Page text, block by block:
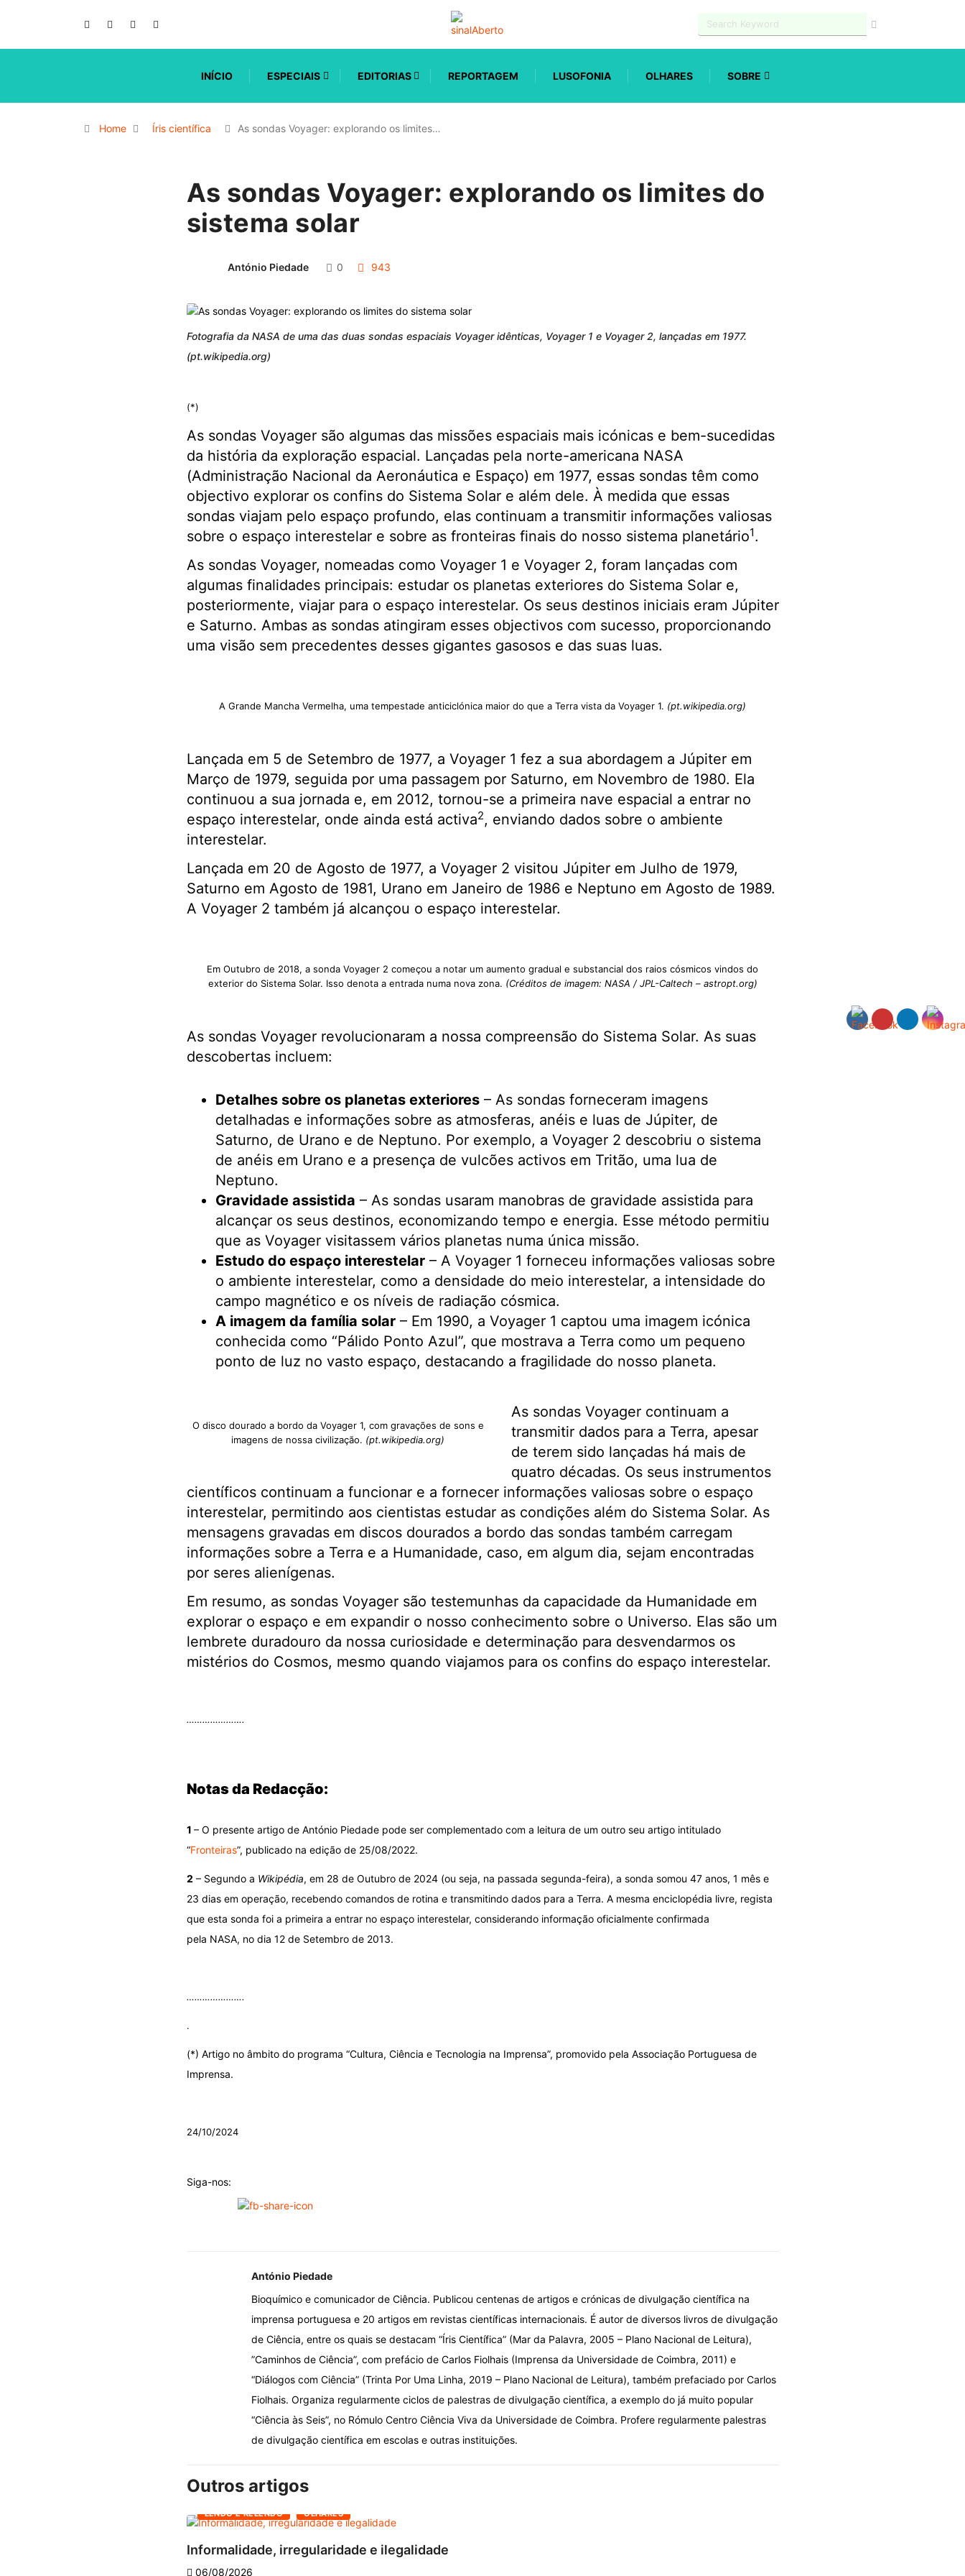
INÍCIO ESPECIAIS EDITORIAS REPORTAGEM LUSOFONIA OLHARES SOBRE
Home Íris científica As sondas Voyager: explorando os limites…
As sondas Voyager: explorando os limites do
sistema solar
António Piedade 0 943
Fotografia da NASA de uma das duas sondas espaciais Voyager idênticas, Voyager 1 e Voyager 2, lançadas em 1977.
(pt.wikipedia.org)
(*)
As sondas Voyager são algumas das missões espaciais mais icónicas e bem-sucedidas
da história da exploração espacial. Lançadas pela norte-americana NASA
(Administração Nacional da Aeronáutica e Espaço) em 1977, essas sondas têm como
objectivo explorar os confins do Sistema Solar e além dele. À medida que essas
sondas viajam pelo espaço profundo, elas continuam a transmitir informações valiosas
sobre o espaço interestelar e sobre as fronteiras finais do nosso sistema planetário1.
As sondas Voyager, nomeadas como Voyager 1 e Voyager 2, foram lançadas com
algumas finalidades principais: estudar os planetas exteriores do Sistema Solar e,
posteriormente, viajar para o espaço interestelar. Os seus destinos iniciais eram Júpiter
e Saturno. Ambas as sondas atingiram esses objectivos com sucesso, proporcionando
uma visão sem precedentes desses gigantes gasosos e das suas luas.
A Grande Mancha Vermelha, uma tempestade anticiclónica maior do que a Terra vista da Voyager 1. (pt.wikipedia.org)
Lançada em 5 de Setembro de 1977, a Voyager 1 fez a sua abordagem a Júpiter em
Março de 1979, seguida por uma passagem por Saturno, em Novembro de 1980. Ela
continuou a sua jornada e, em 2012, tornou-se a primeira nave espacial a entrar no
espaço interestelar, onde ainda está activa2, enviando dados sobre o ambiente
interestelar.
Lançada em 20 de Agosto de 1977, a Voyager 2 visitou Júpiter em Julho de 1979,
Saturno em Agosto de 1981, Urano em Janeiro de 1986 e Neptuno em Agosto de 1989.
A Voyager 2 também já alcançou o espaço interestelar.
Em Outubro de 2018, a sonda Voyager 2 começou a notar um aumento gradual e substancial dos raios cósmicos vindos do
exterior do Sistema Solar. Isso denota a entrada numa nova zona. (Créditos de imagem: NASA / JPL-Caltech – astropt.org)
As sondas Voyager revolucionaram a nossa compreensão do Sistema Solar. As suas
descobertas incluem:
Detalhes sobre os planetas exteriores– As sondas forneceram imagens
detalhadas e informações sobre as atmosferas, anéis e luas de Júpiter, de
Saturno, de Urano e de Neptuno. Por exemplo, a Voyager 2 descobriu o sistema
de anéis em Urano e a presença de vulcões activos em Tritão, uma lua de
Neptuno.
Gravidade assistida – As sondas usaram manobras de gravidade assistida para
alcançar os seus destinos, economizando tempo e energia. Esse método permitiu
que as Voyager visitassem vários planetas numa única missão.
Estudo do espaço interestelar– A Voyager 1 forneceu informações valiosas sobre
o ambiente interestelar, como a densidade do meio interestelar, a intensidade do
campo magnético e os níveis de radiação cósmica.
A imagem da família solar– Em 1990, a Voyager 1 captou uma imagem icónica
conhecida como “Pálido Ponto Azul”, que mostrava a Terra como um pequeno
ponto de luz no vasto espaço, destacando a fragilidade do nosso planeta.
O disco dourado a bordo da Voyager 1, com gravações de sons e
imagens de nossa civilização. (pt.wikipedia.org)
As sondas Voyager continuam a
transmitir dados para a Terra, apesar
de terem sido lançadas há mais de
quatro décadas. Os seus instrumentos
científicos continuam a funcionar e a fornecer informações valiosas sobre o espaço
interestelar, permitindo aos cientistas estudar as condições além do Sistema Solar. As
mensagens gravadas em discos dourados a bordo das sondas também carregam
informações sobre a Terra e a Humanidade, caso, em algum dia, sejam encontradas
por seres alienígenas.
Em resumo, as sondas Voyager são testemunhas da capacidade da Humanidade em
explorar o espaço e em expandir o nosso conhecimento sobre o Universo. Elas são um
lembrete duradouro da nossa curiosidade e determinação para desvendarmos os
mistérios do Cosmos, mesmo quando viajamos para os confins do espaço interestelar.
………………….
Notas da Redacção:
1 – O presente artigo de António Piedade pode ser complementado com a leitura de um outro seu artigo intitulado
“Fronteiras”, publicado na edição de 25/08/2022.
2 – Segundo a Wikipédia, em 28 de Outubro de 2024 (ou seja, na passada segunda-feira), a sonda somou 47 anos, 1 mês e
23 dias em operação, recebendo comandos de rotina e transmitindo dados para a Terra. A mesma enciclopédia livre, regista
que esta sonda foi a primeira a entrar no espaço interestelar, considerando informação oficialmente confirmada
pela NASA, no dia 12 de Setembro de 2013.
………………….
.
(*) Artigo no âmbito do programa “Cultura, Ciência e Tecnologia na Imprensa”, promovido pela Associação Portuguesa de
Imprensa.
24/10/2024
Siga-nos:
António Piedade
Bioquímico e comunicador de Ciência. Publicou centenas de artigos e crónicas de divulgação científica na
imprensa portuguesa e 20 artigos em revistas científicas internacionais. É autor de diversos livros de divulgação
de Ciência, entre os quais se destacam “Íris Científica” (Mar da Palavra, 2005 – Plano Nacional de Leitura),
”Caminhos de Ciência”, com prefácio de Carlos Fiolhais (Imprensa da Universidade de Coimbra, 2011) e
“Diálogos com Ciência” (Trinta Por Uma Linha, 2019 – Plano Nacional de Leitura), também prefaciado por Carlos
Fiolhais. Organiza regularmente ciclos de palestras de divulgação científica, a exemplo do já muito popular
“Ciência às Seis”, no Rómulo Centro Ciência Viva da Universidade de Coimbra. Profere regularmente palestras
de divulgação científica em escolas e outras instituições.
Outros artigos
LENDO E RELENDO OLHARES
Informalidade, irregularidade e ilegalidade
06/08/2026